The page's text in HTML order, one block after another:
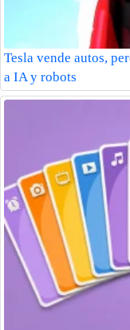
Tesla vende autos,
a IA y robots